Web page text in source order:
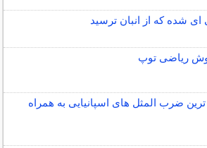
شده که از انبان ترسید
ریاضی توپ
ضرب المثل های اسپانیایی به همراه